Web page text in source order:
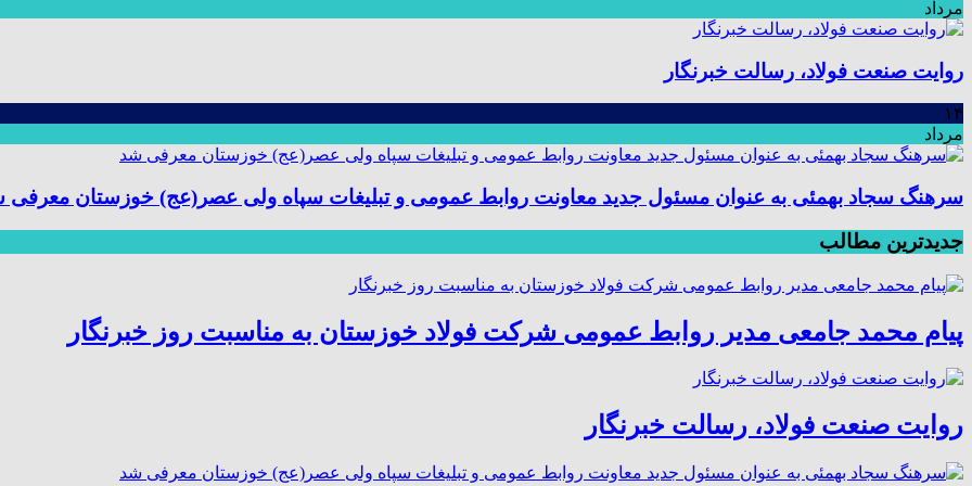
مرداد
روایت صنعت فولاد،‌ رسالت خبرنگار
۱۴
مرداد
سرهنگ سجاد بهمئی به عنوان مسئول جدید معاونت روابط عمومی و تبلیغات سپاه ولی عصر(عج) خوزستان معرفی
جدیدترین مطالب
پیام محمد جامعی مدیر روابط عمومی شرکت فولاد خوزستان به مناسبت روز خبرنگار
روایت صنعت فولاد،‌ رسالت خبرنگار